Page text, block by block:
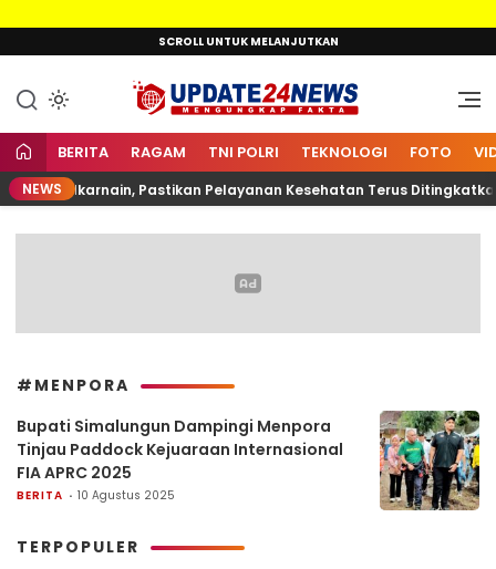
ke
SCROLL UNTUK MELANJUTKAN
Update24News.id
Mengungkap Fakta
BERITA RAGAM TNI POLRI TEKNOLOGI FOTO
NEWS
Arya Zulkarnain, Pastikan Pelayanan Kesehatan Terus Ditingkatkan
#MENPORA
Bupati Simalungun Dampingi Menpora
Tinjau Paddock Kejuaraan Internasional
FIA APRC 2025
BERITA 10 Agustus 2025
TERPOPULER